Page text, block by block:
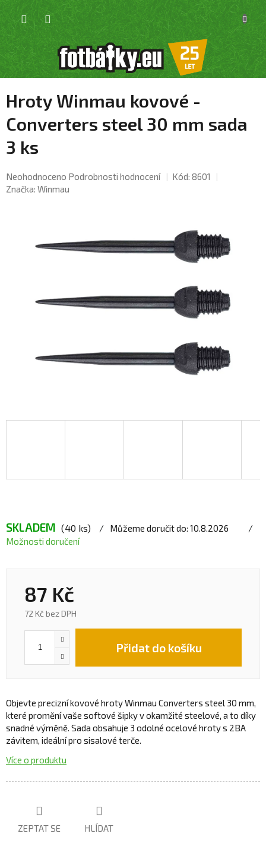
Přejít
obsah
KOŠÍK
Hroty Winmau kovové -
Converters steel 30 mm sada
3 ks
Průměrné
hodnocení
Neohodnoceno Podrobnosti hodnocení Kód: 8601
Značka: Winmau
SKLADEM (40 ks) Můžeme doručit do: 10.8.2026
Možnosti doručení
87 Kč
72 Kč bez DPH
Přidat do košíku
Objevte precizní kovové hroty Winmau Converters steel 30 mm,
které promění vaše softové šipky v okamžité steelové, a to díky
snadné výměně. Sada obsahuje 3 odolné ocelové hroty s 2BA
závitem, ideální pro sisalové terče.
Více o produktu
ZEPTAT SE HLÍDAT